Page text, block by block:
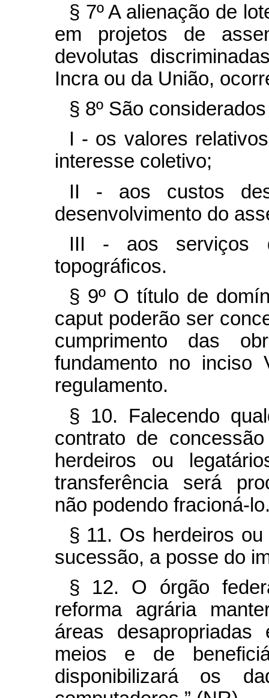
§ 7º A alienação de
em projetos de
devolutas
Incra ou da União,
§ 8º São
I - os valores
interesse coletivo;
II - aos custos
desenvolvimento do
III - aos serviços
topográficos.
§ 9º O título de
caput poderão ser
cumprimento das
fundamento no
regulamento.
§ 10. Falecendo
contrato de
herdeiros ou
transferência será
não podendo fracioná-
§ 11. Os herdeiros
sucessão, a posse do
§ 12. O órgão
reforma agrária
áreas
meios e de
disponibilizará os